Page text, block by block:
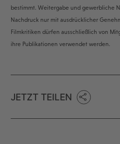
bestimmt. Weitergabe und gewerbliche
Nachdruck nur mit ausdrücklicher
Filmkritiken dürfen ausschließlich von
ihre Publikationen verwendet werden.
JETZT TEILEN